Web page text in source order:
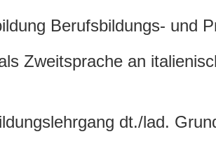
Berufsbildungs- und
Zweitsprache an
dt./lad.